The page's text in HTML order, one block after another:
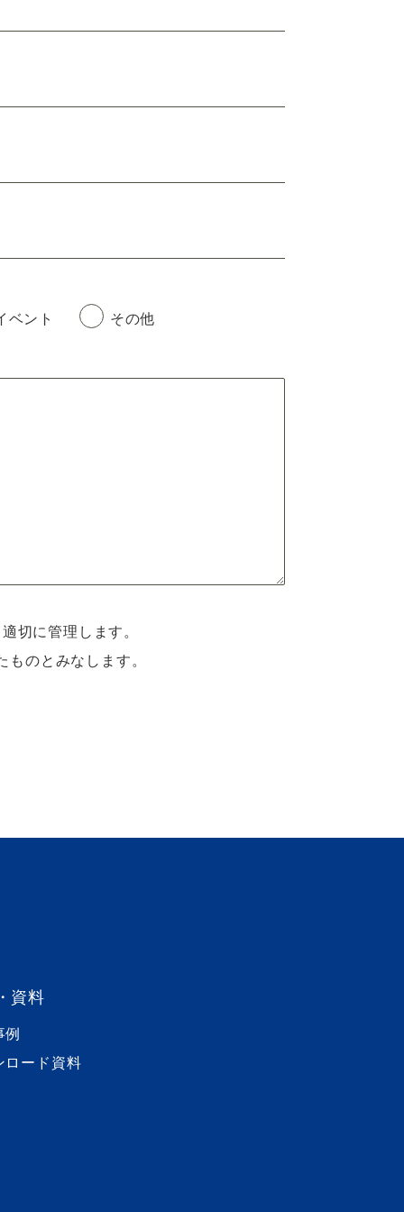
ベント その他
切に管理します。
のとみなします。
資料
例
ロード資料